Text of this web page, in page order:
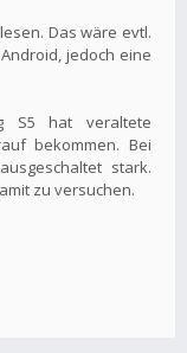
Das wäre evtl.
jedoch eine
S5 hat veraltete
bekommen. Bei
stark.
zu versuchen.